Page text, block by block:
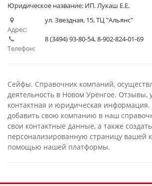
Юридическое название: ИП. Лукаш Е.Е.
Адрес:
ул. Звездная, 15, ТЦ "Альянс"
Телефон:
8 (3494) 93-80-54, 8-902-824-01-69
Сейфы. Справочник компаний,
деятельность в Новом Уренгое. Отзывы,
контактная и юридическая
добавить свою компанию в наш
свои контактные данные, а также создать
персонализированную страницу вашей
помощью нашей платформы.